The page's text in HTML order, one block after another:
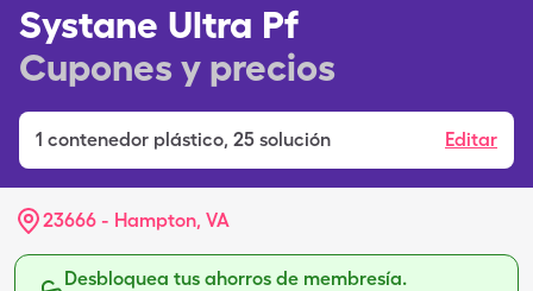
Systane Ultra Pf
Cupones y precios
1 contenedor plástico, 25 solución Editar
23666 - Hampton, VA
Desbloquea tus ahorros de membresía.